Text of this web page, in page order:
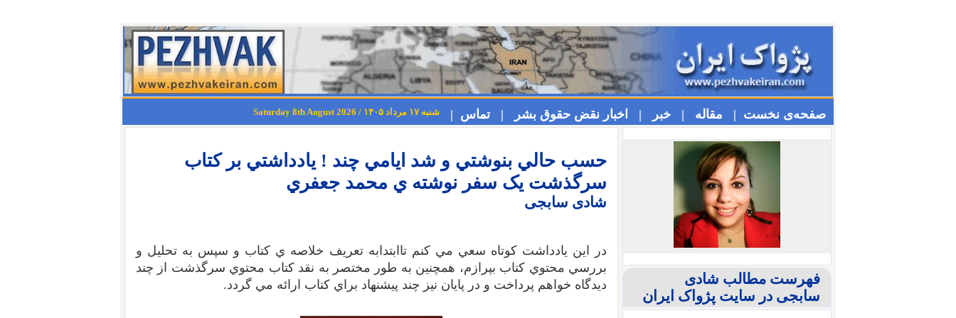
صفحه‌ی نخست | مقاله | خبر | اخبار نقض حقوق بشر | تماس | شنبه ۱۷ مرداد ۱۴۰۵ / Saturday 8th August 2026
حسب حالي بنوشتي و شد ايامي چند ! يادداشتي بر کتاب
سرگذشت يک سفر نوشته ي محمد جعفري
شادی سابجی
در اين يادداشت کوتاه سعي مي کنم تاابتدابه تعريف خلاصه ي کتاب و سپس به تحليل و
بررسي محتوي کتاب بپرازم، همچنين به طور مختصر به نقد کتاب محتوي سرگذشت از چند
ديدگاه خواهم پرداخت و در پايان نيز چند پيشنهاد براي کتاب ارائه مي گردد.
فهرست مطالب شادی
سابجی در سایت پژواک ایران